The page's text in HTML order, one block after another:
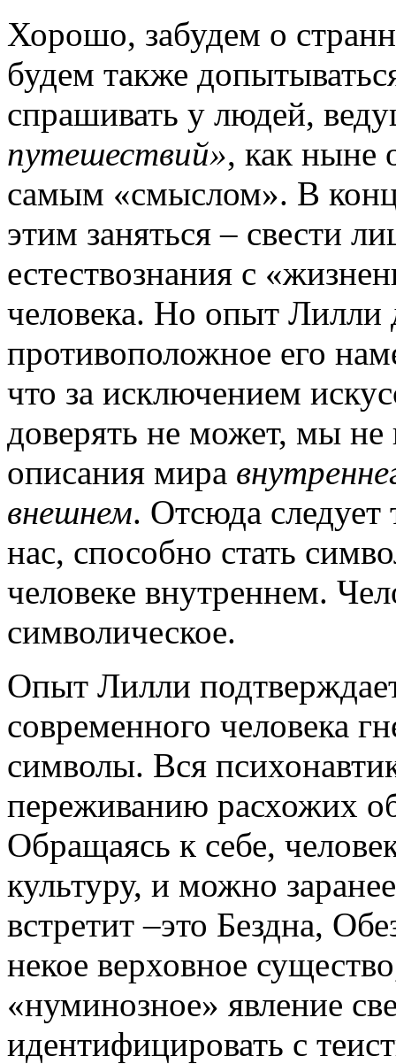
Хорошо, забудем о
будем также
спрашивать у людей,
путешествий», как ныне
самым «смыслом». В
этим заняться – свести
естествознания с
человека. Но опыт Лилли
противоположное его
что за исключением
доверять не может, мы не
описания мира
внешнем. Отсюда
нас, способно стать
человеке внутреннем.
символическое.
Опыт Лилли
современного человека
символы. Вся
переживанию расхожих
Обращаясь к себе,
культуру, и можно
встретит –это Бездна,
некое верховное
«нуминозное» явление
идентифицировать с